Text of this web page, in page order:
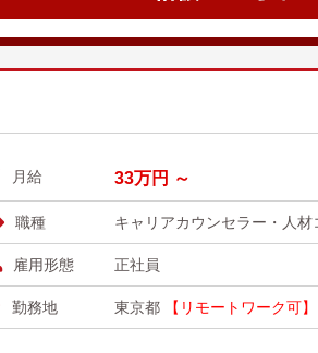
月給 33万円 ～
職種 キャリアカウンセラー・人材
雇用形態 正社員
勤務地 東京都 【リモートワーク可】